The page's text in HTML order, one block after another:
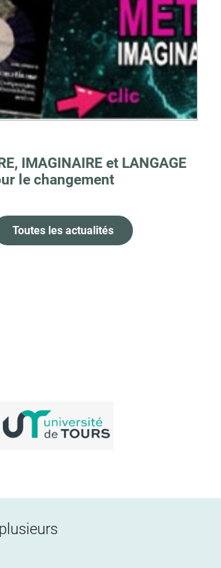
IMAGINAIRE et LANGAGE
le changement
Toutes les actualités